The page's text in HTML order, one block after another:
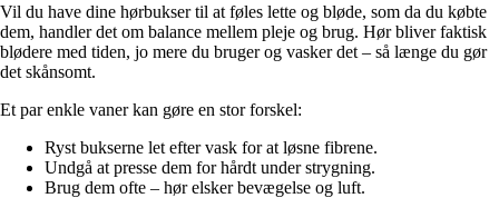
Vil du have dine hørbukser til at føles lette og bløde, som da du købte
dem, handler det om balance mellem pleje og brug. Hør bliver faktisk
blødere med tiden, jo mere du bruger og vasker det – så længe du gør
det skånsomt.
Et par enkle vaner kan gøre en stor forskel:
Ryst bukserne let efter vask for at løsne fibrene.
Undgå at presse dem for hårdt under strygning.
Brug dem ofte – hør elsker bevægelse og luft.